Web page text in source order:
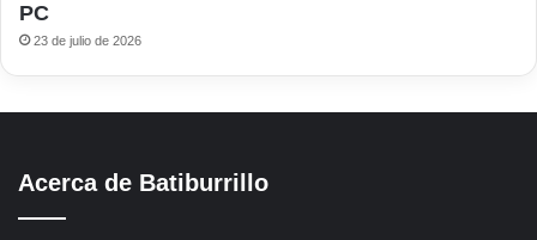
PC
23 de julio de 2026
Acerca de Batiburrillo